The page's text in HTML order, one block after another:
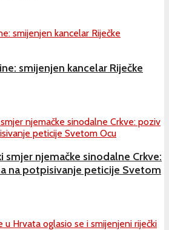
smijenjen kancelar Riječke
njemačke sinodalne Crkve:
na potpisivanje peticije Svetom